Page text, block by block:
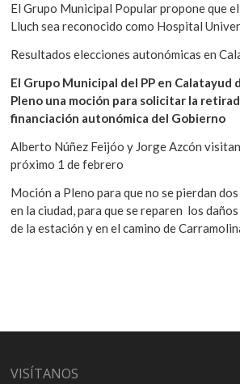
El Grupo Municipal Popular propone que
Lluch sea reconocido como Hospital
Resultados elecciones autonómicas en
El Grupo Municipal del PP en Calatayud
Pleno una moción para solicitar la
financiación autonómica del Gobierno
Alberto Núñez Feijóo y Jorge Azcón
próximo 1 de febrero
Moción a Pleno para que no se pierdan
en la ciudad, para que se reparen los
de la estación y en el camino de
VISÍTANOS